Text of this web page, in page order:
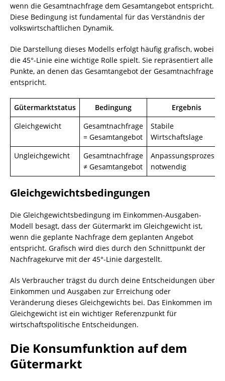
wenn die Gesamtnachfrage dem Gesamtangebot entspricht.
Diese Bedingung ist fundamental für das Verständnis der
volkswirtschaftlichen Dynamik.
Die Darstellung dieses Modells erfolgt häufig grafisch, wobei
die 45°-Linie eine wichtige Rolle spielt. Sie repräsentiert alle
Punkte, an denen das Gesamtangebot der Gesamtnachfrage
entspricht.
Gütermarktstatus Bedingung
Ergebnis
Gleichgewicht
Gesamtnachfrage
= Gesamtangebot
Stabile
Wirtschaftslage
Ungleichgewicht
Gesamtnachfrage
≠ Gesamtangebot
Anpassungsprozesse
notwendig
Gleichgewichtsbedingungen
Die Gleichgewichtsbedingung im Einkommen-Ausgaben-
Modell besagt, dass der Gütermarkt im Gleichgewicht ist,
wenn die geplante Nachfrage dem geplanten Angebot
entspricht. Grafisch wird dies durch den Schnittpunkt der
Nachfragekurve mit der 45°-Linie dargestellt.
Als Verbraucher trägst du durch deine Entscheidungen über
Einkommen und Ausgaben zur Erreichung oder
Veränderung dieses Gleichgewichts bei. Das Einkommen im
Gleichgewicht ist ein wichtiger Referenzpunkt für
wirtschaftspolitische Entscheidungen.
Die Konsumfunktion auf dem
Gütermarkt